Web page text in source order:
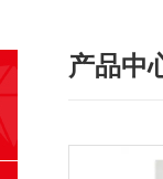
产品中